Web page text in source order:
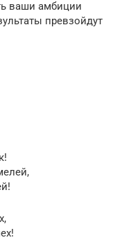
ваши амбиции
превзойдут